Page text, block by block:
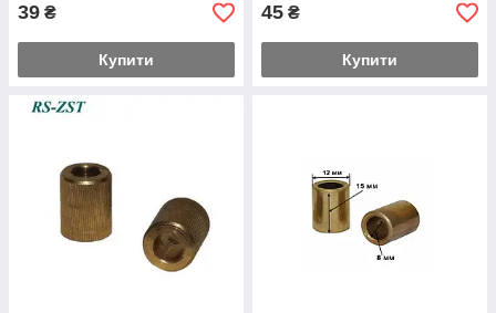
39 ₴
Купити
45 ₴
Купити